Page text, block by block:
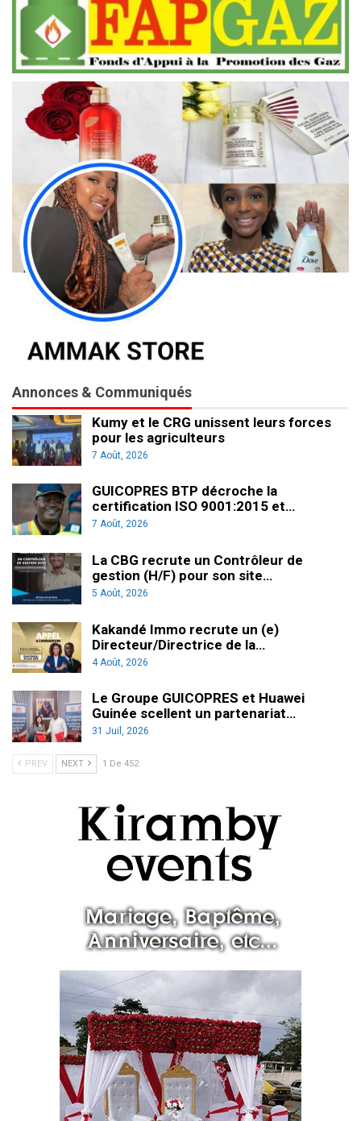
Annonces & Communiqués
Kumy et le CRG unissent leurs forces
pour les agriculteurs
7 Août, 2026
GUICOPRES BTP décroche la
certification ISO 9001:2015 et…
7 Août, 2026
La CBG recrute un Contrôleur de
gestion (H/F) pour son site…
5 Août, 2026
Kakandé Immo recrute un (e)
Directeur/Directrice de la…
4 Août, 2026
Le Groupe GUICOPRES et Huawei
Guinée scellent un partenariat…
31 Juil, 2026
PREV NEXT 1 De 452